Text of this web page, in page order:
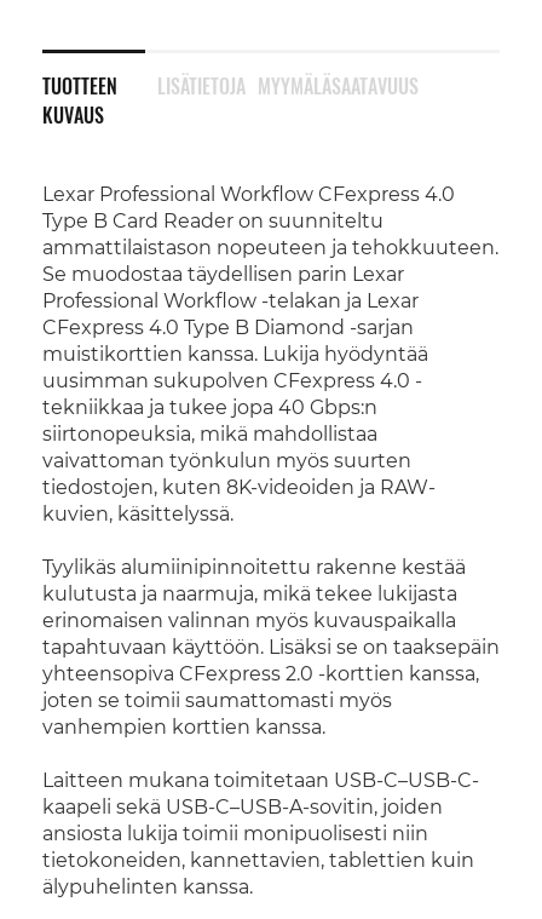
TUOTTEEN
KUVAUS
Lexar Professional Workflow CFexpress 4.0
Type B Card Reader on suunniteltu
ammattilaistason nopeuteen ja tehokkuuteen.
Se muodostaa täydellisen parin Lexar
Professional Workflow -telakan ja Lexar
CFexpress 4.0 Type B Diamond -sarjan
muistikorttien kanssa. Lukija hyödyntää
uusimman sukupolven CFexpress 4.0 -
tekniikkaa ja tukee jopa 40 Gbps:n
siirtonopeuksia, mikä mahdollistaa
vaivattoman työnkulun myös suurten
tiedostojen, kuten 8K-videoiden ja RAW-
kuvien, käsittelyssä.
Tyylikäs alumiinipinnoitettu rakenne kestää
kulutusta ja naarmuja, mikä tekee lukijasta
erinomaisen valinnan myös kuvauspaikalla
tapahtuvaan käyttöön. Lisäksi se on taaksepäin
yhteensopiva CFexpress 2.0 -korttien kanssa,
joten se toimii saumattomasti myös
vanhempien korttien kanssa.
Laitteen mukana toimitetaan USB-C–USB-C-
kaapeli sekä USB-C–USB-A-sovitin, joiden
ansiosta lukija toimii monipuolisesti niin
tietokoneiden, kannettavien, tablettien kuin
älypuhelinten kanssa.
LISÄTIETOJA MYYMÄLÄSAATAVUUS